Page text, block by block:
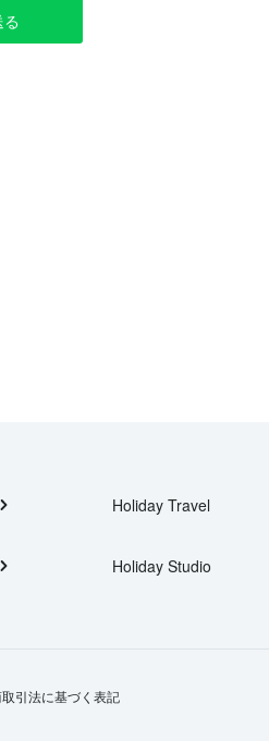
る
Holiday Travel
Holiday Studio
引法に基づく表記